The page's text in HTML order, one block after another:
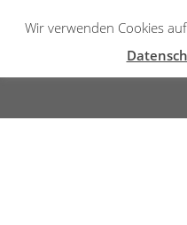
InhaltMYFLOW365
Wir verwenden Cookies